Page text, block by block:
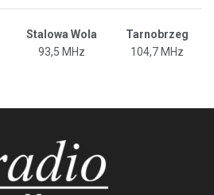
Stalowa Wola
Tarnobrzeg
93,5 MHz 104,7 MHz